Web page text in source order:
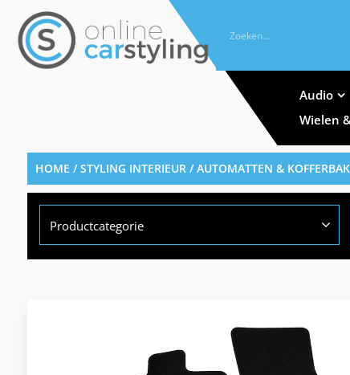
Audio
Wielen
HOME /STYLING INTERIEUR/AUTOMATTEN &
Productcategorie